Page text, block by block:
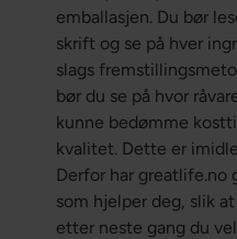
emballasjen. Du bør
skrift og se på hver
slags
bør du se på hvor
kunne bedømme
kvalitet. Dette er
Derfor har greatlife.no
som hjelper deg, slik
etter neste gang du